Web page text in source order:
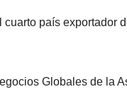
país exportador
Globales de la